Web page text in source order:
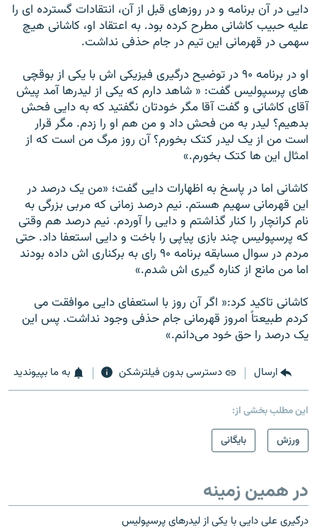
دايی در آن برنامه و در روزهای قبل از آن، انتقادات گسترده ای را
عليه حبيب کاشانی مطرح کرده بود. به اعتقاد او، کاشانی هيچ
سهمی در قهرمانی اين تيم در جام حذفی نداشت.
او در برنامه ۹۰ در توضيح درگيری فيزيکی اش با يکی از بوقچی
های پرسپوليس گفت: « شاهد دارم که يکی از ليدرها آمد پيش
آقای کاشانی و گفت آقا مگر خودتان نگفتيد که به دايی فحش
بدهيم؟ ليدر به من فحش داد و من هم او را زدم. مگر قرار
است من از يک ليدر کتک بخورم؟ آن روز مرگ من است که از
امثال اين ها کتک بخورم.»
کاشانی اما در پاسخ به اظهارات دايی گفت؛ «من يک درصد در
اين قهرمانی سهيم هستم. نيم درصد زمانی که مربی بزرگی به
نام کرانچار را کنار گذاشتم و دايی را آوردم. نيم درصد هم وقتی
که پرسپوليس چند بازی پياپی را باخت و دايی استعفا داد. حتی
مردم در سوال مسابقه برنامه ۹۰ رای به برکناری اش داده بودند
اما من مانع از کناره گيری اش شدم.»
کاشانی تاکيد کرد:« اگر آن روز با استعفای دايی موافقت می
‌کردم طبيعتاً امروز قهرمانی جام حذفی وجود نداشت. پس اين
يک درصد را حق خود می‌دانم.»
ارسال دسترسی بدون فیلترشکن به ما بپیوندید
این مطلب بخشی از:
ورزش
بایگانی
در همین زمینه
درگیری علی دایی با یکی از لیدرهای پرسپولیس